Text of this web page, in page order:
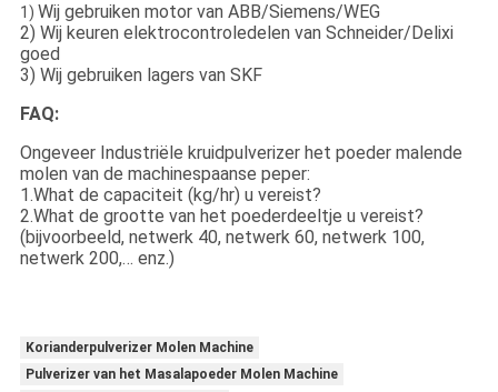
1) Wij gebruiken motor van ABB/Siemens/WEG
2) Wij keuren elektrocontroledelen van Schneider/Delixi
goed
3) Wij gebruiken lagers van SKF
FAQ:
Ongeveer Industriële kruidpulverizer het poeder malende
molen van de machinespaanse peper:
1.What de capaciteit (kg/hr) u vereist?
2.What de grootte van het poederdeeltje u vereist?
(bijvoorbeeld, netwerk 40, netwerk 60, netwerk 100,
netwerk 200,… enz.)
Korianderpulverizer Molen Machine
Pulverizer van het Masalapoeder Molen Machine